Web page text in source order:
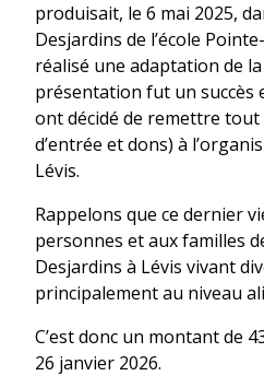
produisait, le 6 mai 2025,
Desjardins de l’école
réalisé une adaptation de
présentation fut un succès
ont décidé de remettre tout
d’entrée et dons) à
Lévis.
Rappelons que ce dernier
personnes et aux familles
Desjardins à Lévis vivant
principalement au niveau
C’est donc un montant de
26 janvier 2026.